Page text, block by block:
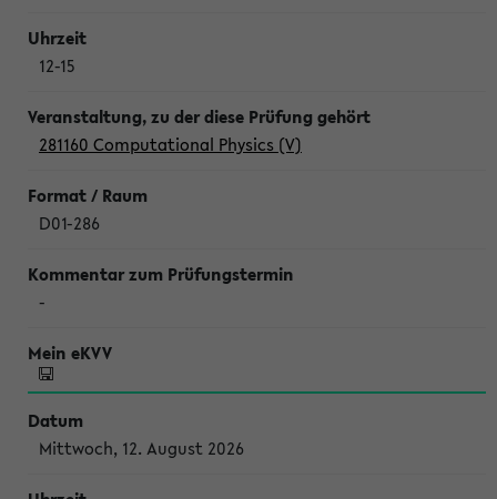
12-15
281160 Computational Physics (V)
D01-286
-
Mittwoch, 12. August 2026